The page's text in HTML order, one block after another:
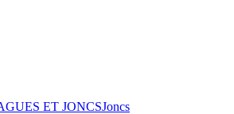
ET JONCSJoncs